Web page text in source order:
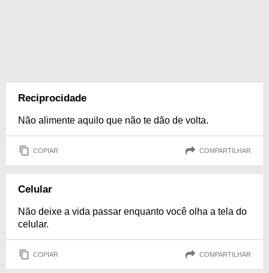
Reciprocidade
Não alimente aquilo que não te dão de volta.
COPIAR COMPARTILHAR
Celular
Não deixe a vida passar enquanto você olha a tela do
celular.
COPIAR COMPARTILHAR